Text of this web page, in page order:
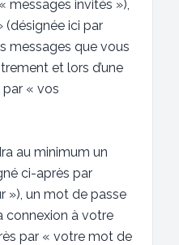
messages invités »),
(désignée ici par
messages que vous
et lors d’une
par « vos
au minimum un
ci-après par
»), un mot de passe
connexion à votre
par « votre mot de